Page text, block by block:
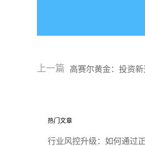
上一篇 高赛尔黄金：投资
热门文章
行业风控升级：如何通过